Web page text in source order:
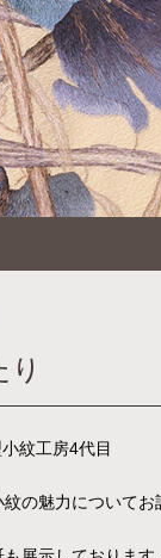
紋工房4代目
の魅力についてお